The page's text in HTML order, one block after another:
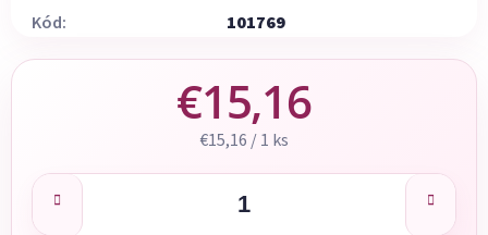
Kód: 101769
€15,16
Jednotková cena:
€15,16 / 1 ks